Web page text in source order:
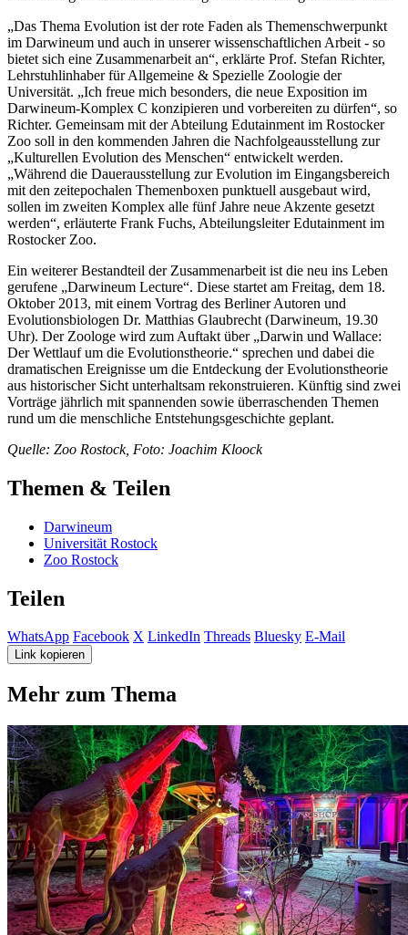
„Das Thema Evolution ist der rote Faden als Themenschwerpunkt
im Darwineum und auch in unserer wissenschaftlichen Arbeit - so
bietet sich eine Zusammenarbeit an“, erklärte Prof. Stefan Richter,
Lehrstuhlinhaber für Allgemeine & Spezielle Zoologie der
Universität. „Ich freue mich besonders, die neue Exposition im
Darwineum-Komplex C konzipieren und vorbereiten zu dürfen“, so
Richter. Gemeinsam mit der Abteilung Edutainment im Rostocker
Zoo soll in den kommenden Jahren die Nachfolgeausstellung zur
„Kulturellen Evolution des Menschen“ entwickelt werden.
„Während die Dauerausstellung zur Evolution im Eingangsbereich
mit den zeitepochalen Themenboxen punktuell ausgebaut wird,
sollen im zweiten Komplex alle fünf Jahre neue Akzente gesetzt
werden“, erläuterte Frank Fuchs, Abteilungsleiter Edutainment im
Rostocker Zoo.
Ein weiterer Bestandteil der Zusammenarbeit ist die neu ins Leben
gerufene „Darwineum Lecture“. Diese startet am Freitag, dem 18.
Oktober 2013, mit einem Vortrag des Berliner Autoren und
Evolutionsbiologen Dr. Matthias Glaubrecht (Darwineum, 19.30
Uhr). Der Zoologe wird zum Auftakt über „Darwin und Wallace:
Der Wettlauf um die Evolutionstheorie.“ sprechen und dabei die
dramatischen Ereignisse um die Entdeckung der Evolutionstheorie
aus historischer Sicht unterhaltsam rekonstruieren. Künftig sind zwei
Vorträge jährlich mit spannenden sowie überraschenden Themen
rund um die menschliche Entstehungsgeschichte geplant.
Quelle: Zoo Rostock, Foto: Joachim Kloock
Themen & Teilen
Darwineum
Universität Rostock
Zoo Rostock
Teilen
WhatsApp Facebook X LinkedIn Threads Bluesky E-Mail
Link kopieren
Mehr zum Thema